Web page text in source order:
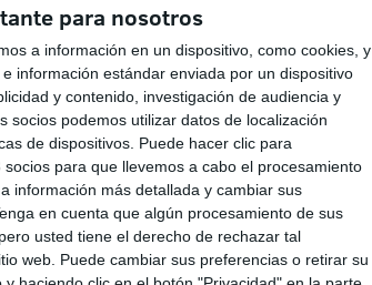
para nosotros
a información en un dispositivo, como cookies, y
información estándar enviada por un dispositivo
y contenido, investigación de audiencia y
socios podemos utilizar datos de localización
de dispositivos. Puede hacer clic para
para que llevemos a cabo el procesamiento
información más detallada y cambiar sus
en cuenta que algún procesamiento de sus
usted tiene el derecho de rechazar tal
web. Puede cambiar sus preferencias o retirar su
junio, de“María”, un
casi 100.000
muy positiva por su